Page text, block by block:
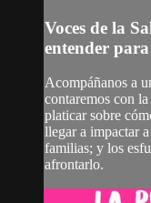
Voces de la
entender
Acompáñanos a
contaremos con
platicar sobre
llegar a impactar
familias; y los
afrontarlo.